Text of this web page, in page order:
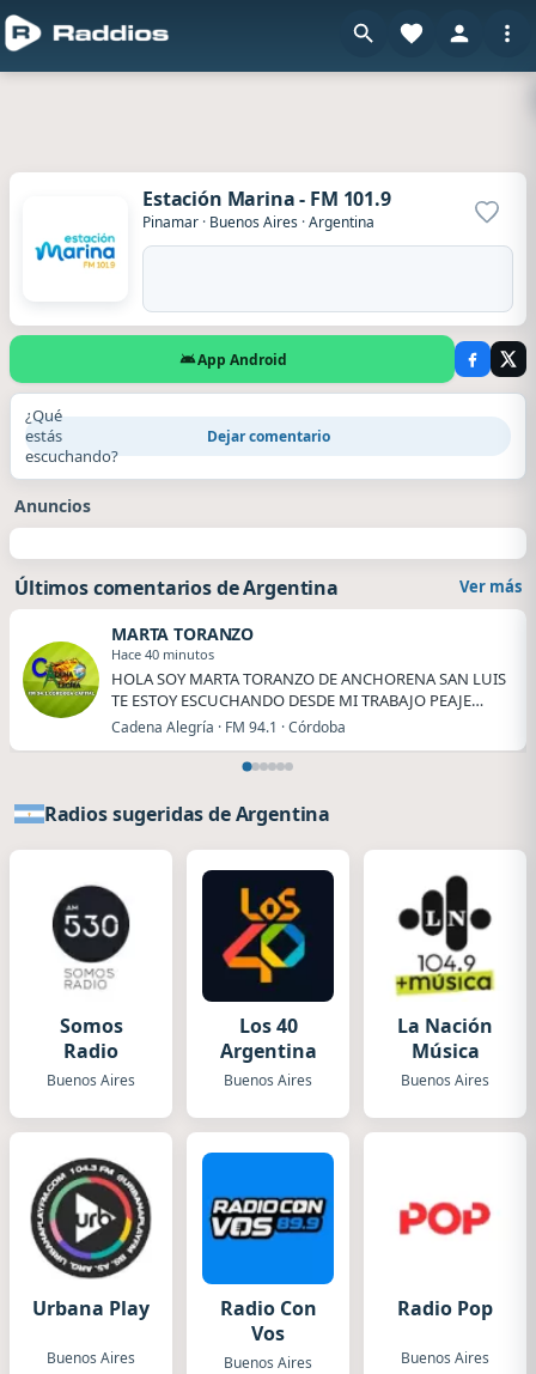
Estación Marina - FM 101.9
Pinamar · Buenos Aires ·Argentina
App Android
¿Qué
estás
escuchando?
Dejar comentario
Anuncios
Últimos comentarios de Argentina Ver más
MARTA TORANZO
Hace 40 minutos
HOLA SOY MARTA TORANZO DE ANCHORENA SAN LUIS
TE ESTOY ESCUCHANDO DESDE MI TRABAJO PEAJE
ANCHORENA.
Cadena Alegría · FM 94.1 · Córdoba
Radios sugeridas de Argentina
Somos
Radio
Buenos Aires
Los 40
Argentina
Buenos Aires
La Nación
Música
Buenos Aires
Urbana Play
Buenos Aires
Radio Con
Vos
Buenos Aires
Radio Pop
Buenos Aires